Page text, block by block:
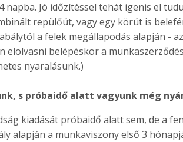
napba. Jó időzítéssel tehát igenis el
repülőút, vagy egy körút is
a felek megállapodás alapján -
elolvasni belépéskor a
nyaralásunk.)
s próbaidő alatt vagyunk még
kiadását próbaidő alatt sem, de a
alapján a munkaviszony első 3